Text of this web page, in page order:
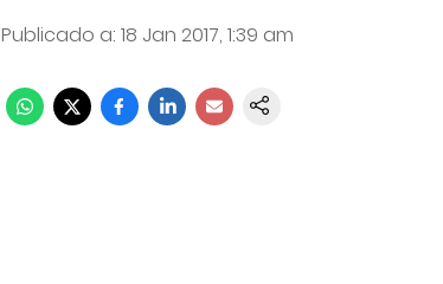
Publicado a: 18 Jan 2017, 1:39 am